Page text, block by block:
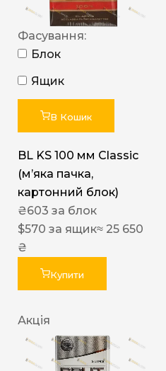
Фасування:
Блок
Ящик
В Кошик
BL KS 100 мм Classic
(м’яка пачка,
картонний блок)
₴603 за блок
$570 за ящик≈ 25 650
₴
Купити
Акція